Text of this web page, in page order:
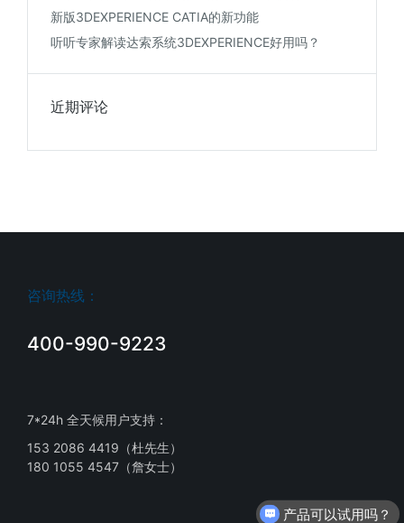
新版3DEXPERIENCE CATIA的新功能
听听专家解读达索系统3DEXPERIENCE好用吗？
近期评论
咨询热线：
400-990-9223
7*24h 全天候用户支持：
153 2086 4419（杜先生）
180 1055 4547（詹女士）
产品可以试用吗？